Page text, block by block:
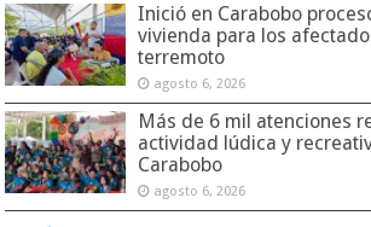
Inició en Carabobo
vivienda para los
terremoto
agosto 6, 2026
Más de 6 mil atenciones
actividad lúdica y
Carabobo
agosto 6, 2026